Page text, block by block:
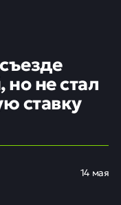
не стал
ставку
14 мая